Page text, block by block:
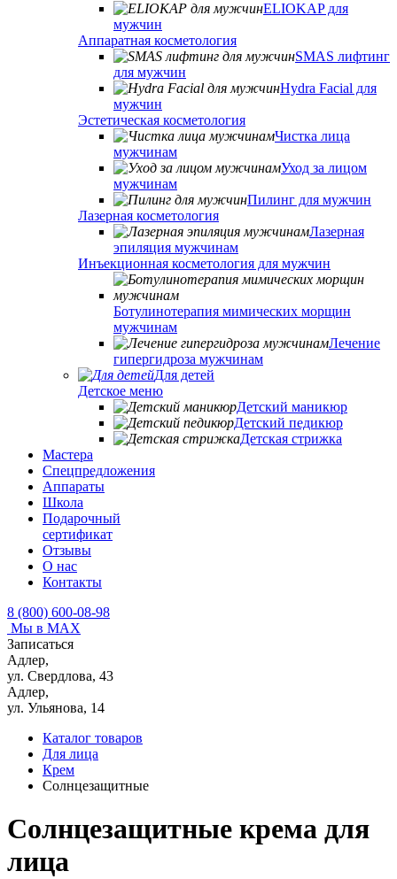
ELIOKAP для
мужчин
Аппаратная косметология
SMAS лифтинг
для мужчин
Hydra Facial для
мужчин
Эстетическая косметология
Чистка лица
мужчинам
Уход за лицом
мужчинам
Пилинг для мужчин
Лазерная косметология
Лазерная
эпиляция мужчинам
Инъекционная косметология для мужчин
Ботулинотерапия мимических морщин
мужчинам
Лечение
гипергидроза мужчинам
Для детей
Детское меню
Детский маникюр
Детский педикюр
Детская стрижка
Мастера
Спецпредложения
Аппараты
Школа
Подарочный
сертификат
Отзывы
О нас
Контакты
8 (800) 600-08-98
Мы в MAX
Записаться
Адлер,
ул. Свердлова, 43
Адлер,
ул. Ульянова, 14
Каталог товаров
Для лица
Крем
Солнцезащитные
Солнцезащитные крема для
лица